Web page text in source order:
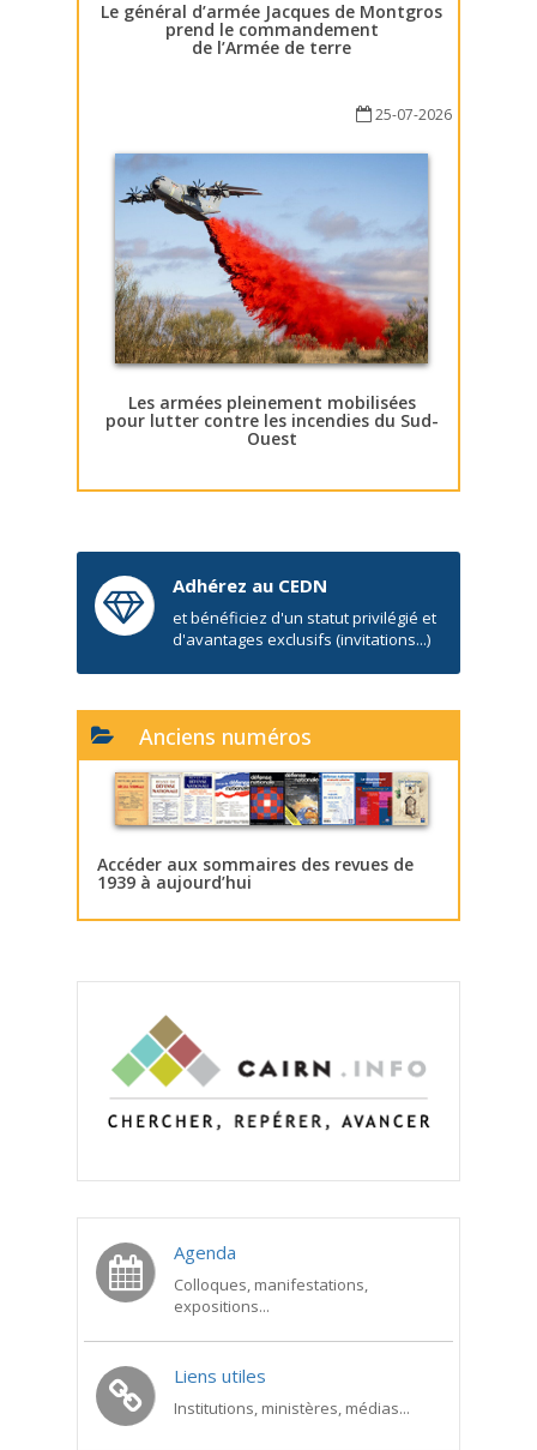
Le général d’armée Jacques de Montgros
prend le commandement
de l’Armée de terre
25-07-2026
Les armées pleinement mobilisées
pour lutter contre les incendies du Sud-
Ouest
Adhérez au CEDN
et bénéficiez d'un statut privilégié et
d'avantages exclusifs (invitations...)
Anciens numéros
Accéder aux sommaires des revues de
1939 à aujourd’hui
Agenda
Colloques, manifestations,
expositions...
Liens utiles
Institutions, ministères, médias...